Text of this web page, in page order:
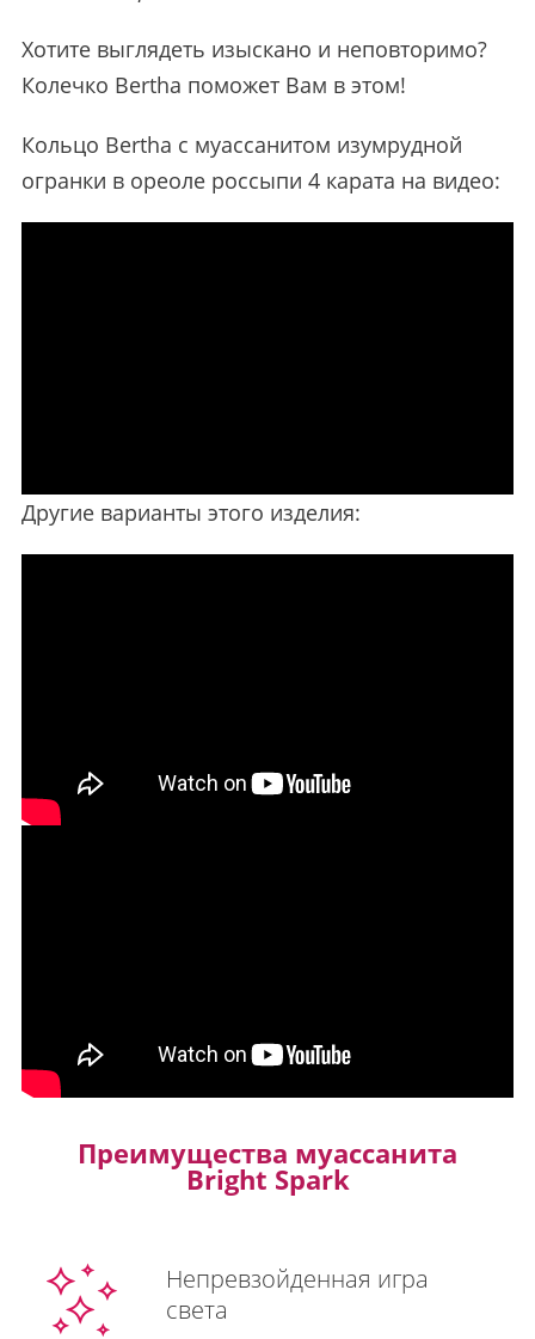
Хотите выглядеть изыскано и неповторимо?
Колечко Bertha поможет Вам в этом!
Кольцо Bertha с муассанитом изумрудной
огранки в ореоле россыпи 4 карата на видео:
Другие варианты этого изделия:
Преимущества муассанита
Bright Spark
Непревзойденная игра
света